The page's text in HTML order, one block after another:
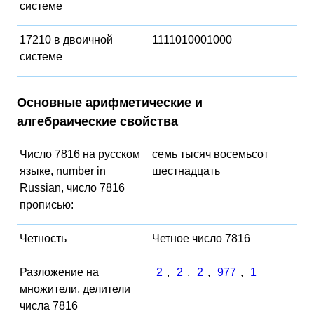
системе
17210 в двоичной
системе
1111010001000
Основные арифметические и
алгебраические свойства
Число 7816 на русском
языке, number in
Russian, число 7816
прописью:
семь тысяч восемьсот
шестнадцать
Четность Четное число 7816
Разложение на
множители, делители
числа 7816
2 , 2 , 2 , 977 , 1